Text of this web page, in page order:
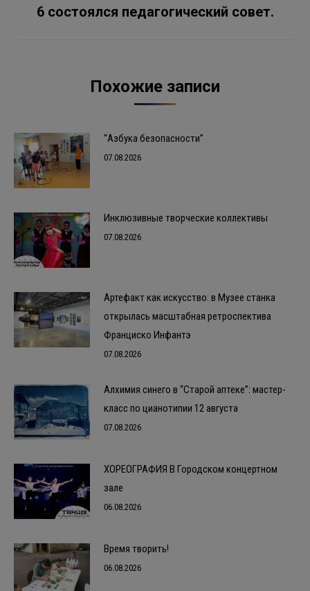
запись:
6 состоялся педагогический совет.
Похожие записи
“Азбука безопасности”
07.08.2026
Инклюзивные творческие коллективы
07.08.2026
Артефакт как искусство: в Музее станка
открылась масштабная ретроспектива
Франциско Инфантэ
07.08.2026
Алхимия синего в “Старой аптеке”: мастер-
класс по цианотипии 12 августа
07.08.2026
ХОРЕОГРАФИЯ В Городском концертном
зале
06.08.2026
Время творить!
06.08.2026